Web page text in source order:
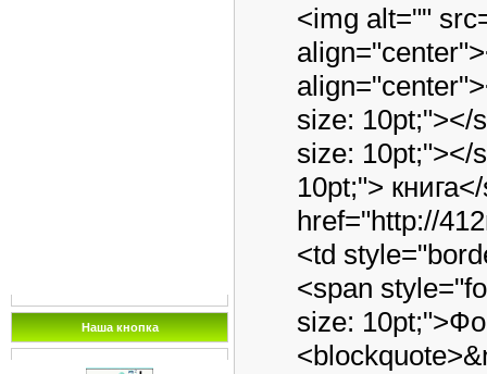
Наша кнопка
<img alt=""
size: 10pt;"></
size: 10pt;"></
10pt;">
href="http://
<td
<span
size: